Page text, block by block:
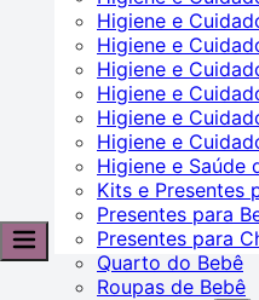
Higiene e
Higiene e
Higiene e
Higiene e
Higiene e
Higiene e
Higiene e Saúde
Kits e Presentes
Presentes para
Presentes para
Quarto do Bebê
Roupas de Bebê